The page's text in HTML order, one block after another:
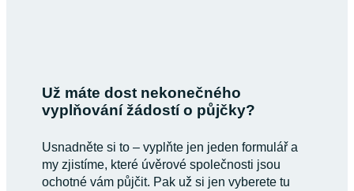
Už máte dost nekonečného
vyplňování žádostí o půjčky?
Usnadněte si to – vyplňte jen jeden formulář a
my zjistíme, které úvěrové společnosti jsou
ochotné vám půjčit. Pak už si jen vyberete tu